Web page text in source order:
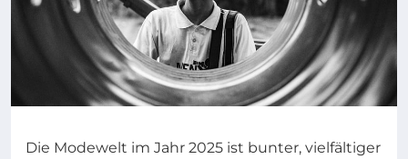
Die Modewelt im Jahr 2025 ist bunter, vielfältiger